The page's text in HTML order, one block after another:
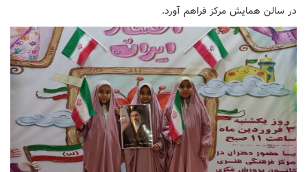
در سالن همایش مرکز فراهم آورد.